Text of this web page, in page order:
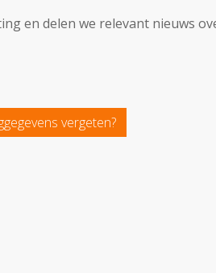
en delen we relevant nieuws
vergeten?